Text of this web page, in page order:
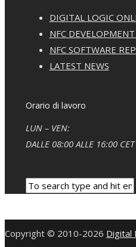
DIGITAL LOGIC
NFC
NFC SOFTWARE
LATEST NEWS
Orario di lavoro
LUN – VEN:
DALLE 08:00 ALLE 16:00 CET
Copyright © 2010-2026 Digital